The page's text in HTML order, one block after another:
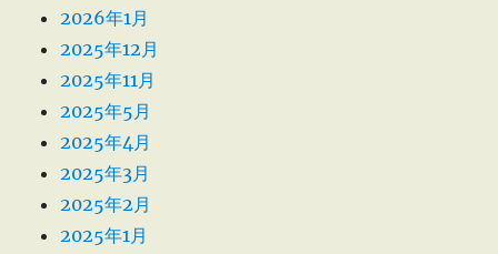
2026年1月
2025年12月
2025年11月
2025年5月
2025年4月
2025年3月
2025年2月
2025年1月